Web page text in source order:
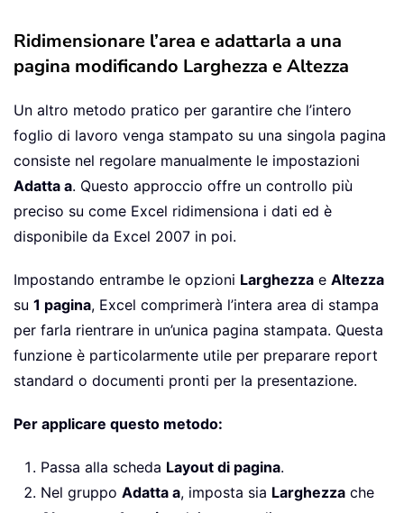
Ridimensionare l’area e adattarla a una
pagina modificando Larghezza e Altezza
Un altro metodo pratico per garantire che l’intero
foglio di lavoro venga stampato su una singola pagina
consiste nel regolare manualmente le impostazioni
Adatta a. Questo approccio offre un controllo più
preciso su come Excel ridimensiona i dati ed è
disponibile da Excel 2007 in poi.
Impostando entrambe le opzioni Larghezza e Altezza
su 1 pagina, Excel comprimerà l’intera area di stampa
per farla rientrare in un’unica pagina stampata. Questa
funzione è particolarmente utile per preparare report
standard o documenti pronti per la presentazione.
Per applicare questo metodo:
Passa alla scheda Layout di pagina.
Nel gruppo Adatta a, imposta sia Larghezza che